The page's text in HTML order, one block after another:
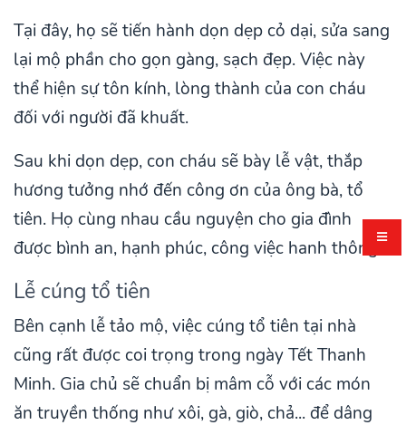
Tại đây, họ sẽ tiến hành dọn dẹp cỏ dại, sửa sang
lại mộ phần cho gọn gàng, sạch đẹp. Việc này
thể hiện sự tôn kính, lòng thành của con cháu
đối với người đã khuất.
Sau khi dọn dẹp, con cháu sẽ bày lễ vật, thắp
hương tưởng nhớ đến công ơn của ông bà, tổ
tiên. Họ cùng nhau cầu nguyện cho gia đình
được bình an, hạnh phúc, công việc hanh thông.
Lễ cúng tổ tiên
Bên cạnh lễ tảo mộ, việc cúng tổ tiên tại nhà
cũng rất được coi trọng trong ngày Tết Thanh
Minh. Gia chủ sẽ chuẩn bị mâm cỗ với các món
ăn truyền thống như xôi, gà, giò, chả... để dâng